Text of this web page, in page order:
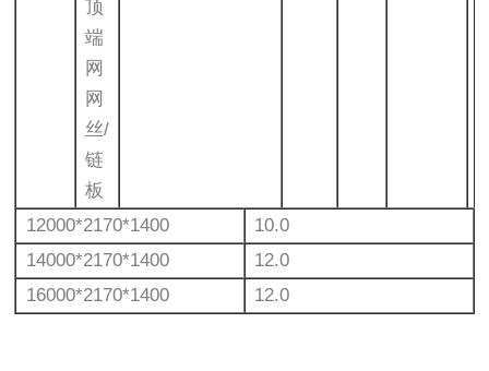
顶
端
网
网
丝/
链
板
12000*2170*1400
10.0
14000*2170*1400
12.0
16000*2170*1400
12.0